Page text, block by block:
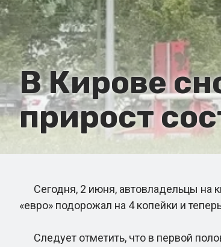
В Кирове
прирост
Сегодня, 2 июня, автовладельцы на
«евро» подорожал на 4 копейки и
Следует отметить, что в первой